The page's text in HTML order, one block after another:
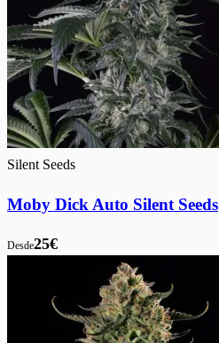
Silent Seeds
Moby Dick Auto Silent Seeds
Desde25€